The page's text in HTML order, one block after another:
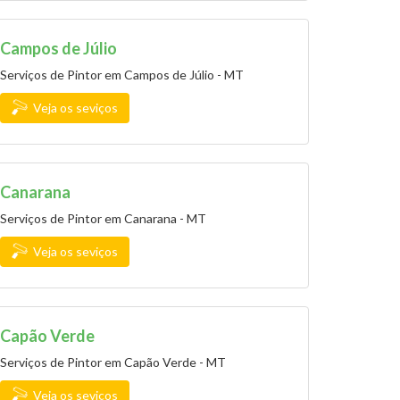
Campos de Júlio
Serviços de Pintor em Campos de Júlio - MT
Veja os seviços
Canarana
Serviços de Pintor em Canarana - MT
Veja os seviços
Capão Verde
Serviços de Pintor em Capão Verde - MT
Veja os seviços